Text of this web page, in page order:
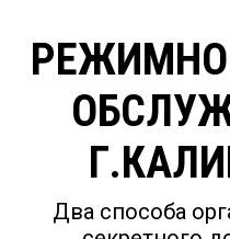
Два способа